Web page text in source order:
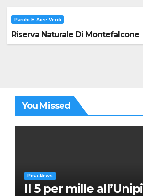
Parchi E Aree Verdi
Riserva Naturale Di Montefalcone
You Missed
Pisa-News
Il 5 per mille all’Unipi